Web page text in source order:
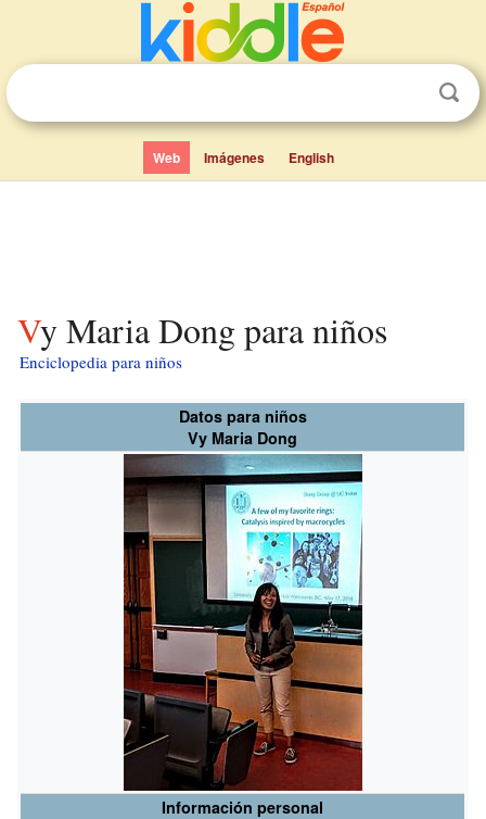
Web Imágenes English
Vy Maria Dong para niños
Enciclopedia para niños
Datos para niños
Vy Maria Dong
Información personal